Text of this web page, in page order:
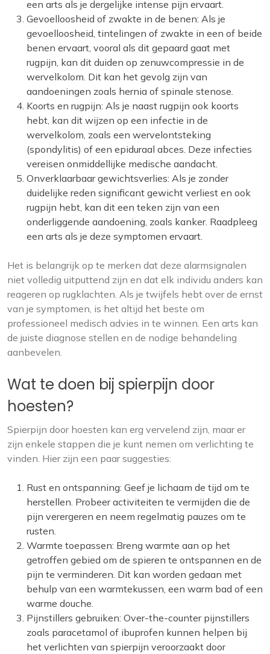
een arts als je dergelijke intense pijn ervaart.
Gevoelloosheid of zwakte in de benen: Als je
gevoelloosheid, tintelingen of zwakte in een of beide
benen ervaart, vooral als dit gepaard gaat met
rugpijn, kan dit duiden op zenuwcompressie in de
wervelkolom. Dit kan het gevolg zijn van
aandoeningen zoals hernia of spinale stenose.
Koorts en rugpijn: Als je naast rugpijn ook koorts
hebt, kan dit wijzen op een infectie in de
wervelkolom, zoals een wervelontsteking
(spondylitis) of een epiduraal abces. Deze infecties
vereisen onmiddellijke medische aandacht.
Onverklaarbaar gewichtsverlies: Als je zonder
duidelijke reden significant gewicht verliest en ook
rugpijn hebt, kan dit een teken zijn van een
onderliggende aandoening, zoals kanker. Raadpleeg
een arts als je deze symptomen ervaart.
Het is belangrijk op te merken dat deze alarmsignalen
niet volledig uitputtend zijn en dat elk individu anders kan
reageren op rugklachten. Als je twijfels hebt over de ernst
van je symptomen, is het altijd het beste om
professioneel medisch advies in te winnen. Een arts kan
de juiste diagnose stellen en de nodige behandeling
aanbevelen.
Wat te doen bij spierpijn door
hoesten?
Spierpijn door hoesten kan erg vervelend zijn, maar er
zijn enkele stappen die je kunt nemen om verlichting te
vinden. Hier zijn een paar suggesties:
Rust en ontspanning: Geef je lichaam de tijd om te
herstellen. Probeer activiteiten te vermijden die de
pijn verergeren en neem regelmatig pauzes om te
rusten.
Warmte toepassen: Breng warmte aan op het
getroffen gebied om de spieren te ontspannen en de
pijn te verminderen. Dit kan worden gedaan met
behulp van een warmtekussen, een warm bad of een
warme douche.
Pijnstillers gebruiken: Over-the-counter pijnstillers
zoals paracetamol of ibuprofen kunnen helpen bij
het verlichten van spierpijn veroorzaakt door